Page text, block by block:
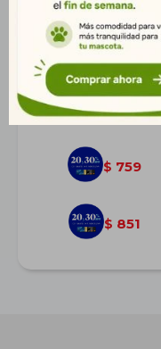
Bandeja Sanitaria
Redonda Rosa
$ 1.051
$ 759
$ 851